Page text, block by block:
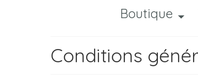
Boutique
Conditions